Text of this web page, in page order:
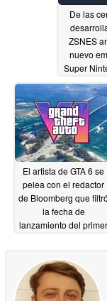
De las
ZSNES
nuevo
Super
ZSNES
El artista de GTA 6 se
pelea con el redactor
de Bloomberg que
la fecha de
lanzamiento del primer